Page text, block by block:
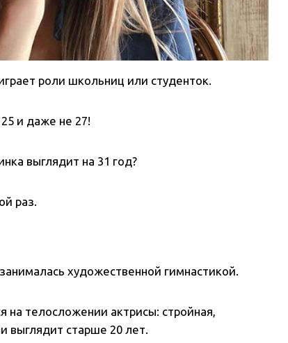
роли школьниц или студенток.
и даже не 27!
выглядит на 31 год?
раз.
художественной гимнастикой.
на телосложении актрисы: стройная,
выглядит старше 20 лет.